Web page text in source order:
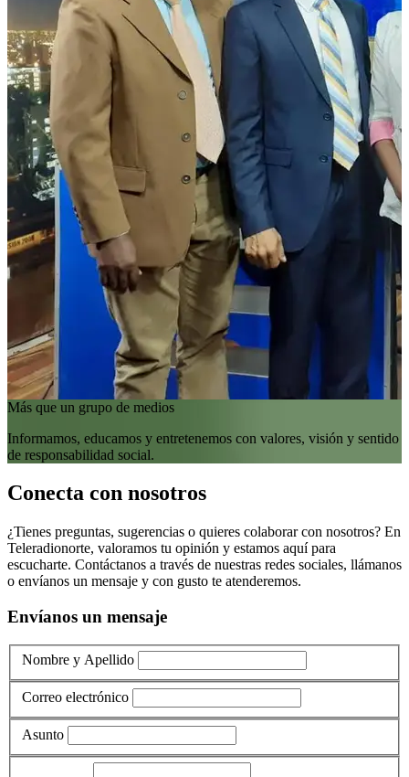
Más que un grupo de medios
Informamos, educamos y entretenemos con valores, visión y sentido
de responsabilidad social.
Conecta con nosotros
¿Tienes preguntas, sugerencias o quieres colaborar con nosotros? En
Teleradionorte, valoramos tu opinión y estamos aquí para
escucharte. Contáctanos a través de nuestras redes sociales, llámanos
o envíanos un mensaje y con gusto te atenderemos.
Envíanos un mensaje
Nombre y Apellido
Correo electrónico
Asunto